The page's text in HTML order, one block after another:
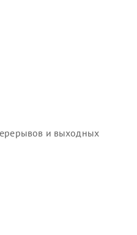
и выходных